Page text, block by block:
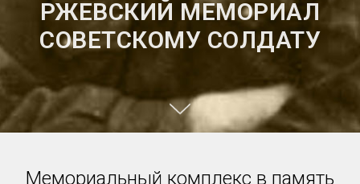
РЖЕВСКИЙ МЕМОРИАЛ
СОВЕТСКОМУ СОЛДАТУ
Мемориальный комплекс в память